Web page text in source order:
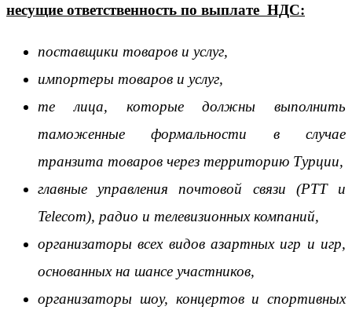
несущие ответственность по выплате НДС:
поставщики товаров и услуг,
импортеры товаров и услуг,
те лица, которые должны выполнить
таможенные формальности в случае
транзита товаров через территорию Турции,
главные управления почтовой связи (PTT и
Telecom), радио и телевизионных компаний,
организаторы всех видов азартных игр и игр,
основанных на шансе участников,
организаторы шоу, концертов и спортивных